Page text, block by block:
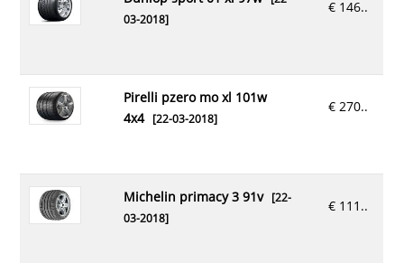
€ 146..
03-2018]
€ 270..
pirelli pzero mo xl 101w
4x4[22-03-2018]
€ 111..
michelin primacy 3 91v[22-
03-2018]